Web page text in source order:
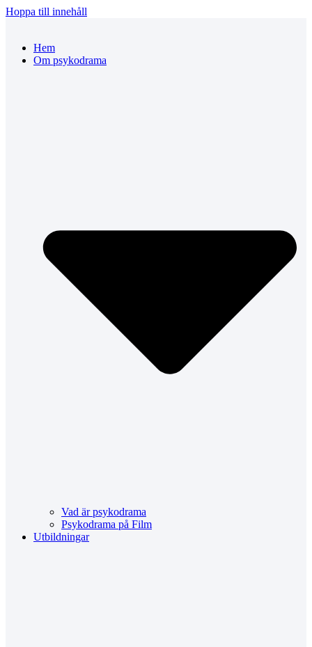
Hoppa till innehåll
Hem
Om psykodrama
Vad är psykodrama
Psykodrama på Film
Utbildningar